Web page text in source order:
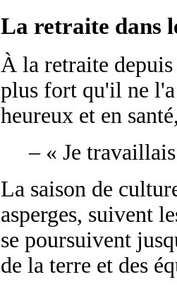
La retraite dans
À la retraite
plus fort qu'il ne
heureux et en
– « Je
La saison de
asperges, suivent
se poursuivent
de la terre et des